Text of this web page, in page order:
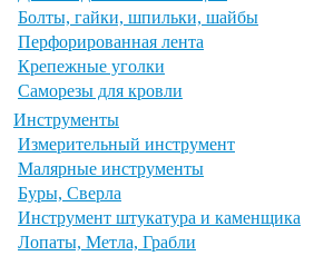
Болты, гайки, шпильки, шайбы
Перфорированная лента
Крепежные уголки
Саморезы для кровли
Инструменты
Измерительный инструмент
Малярные инструменты
Буры, Сверла
Инструмент штукатура и каменщика
Лопаты, Метла, Грабли